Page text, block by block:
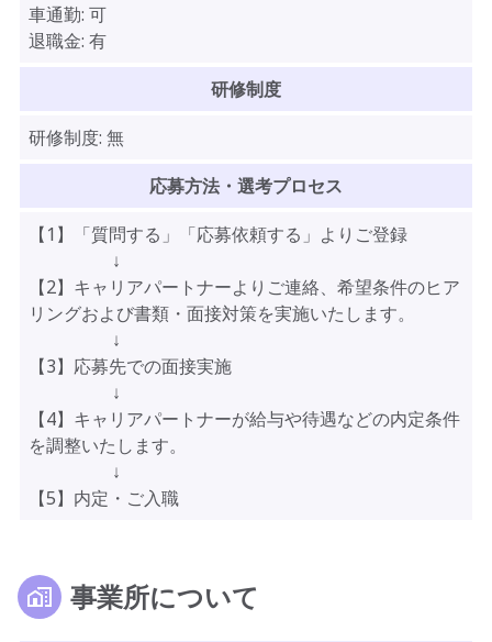
車通勤: 可
退職金: 有
研修制度
研修制度: 無
応募方法・選考プロセス
【1】「質問する」「応募依頼する」よりご登録
↓
【2】キャリアパートナーよりご連絡、希望条件のヒア
リングおよび書類・面接対策を実施いたします。
↓
【3】応募先での面接実施
↓
【4】キャリアパートナーが給与や待遇などの内定条件
を調整いたします。
↓
【5】内定・ご入職
事業所について